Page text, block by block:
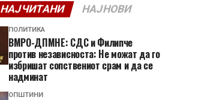
НАЈЧИТАНИ НАЈНОВИ
ПОЛИТИКА
ВМРО-ДПМНЕ: СДС и Филипче
против независноста: Не можат да го
избришат сопствениот срам и да се
надминат
ОПШТИНИ